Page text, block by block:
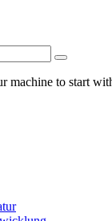
machine to start